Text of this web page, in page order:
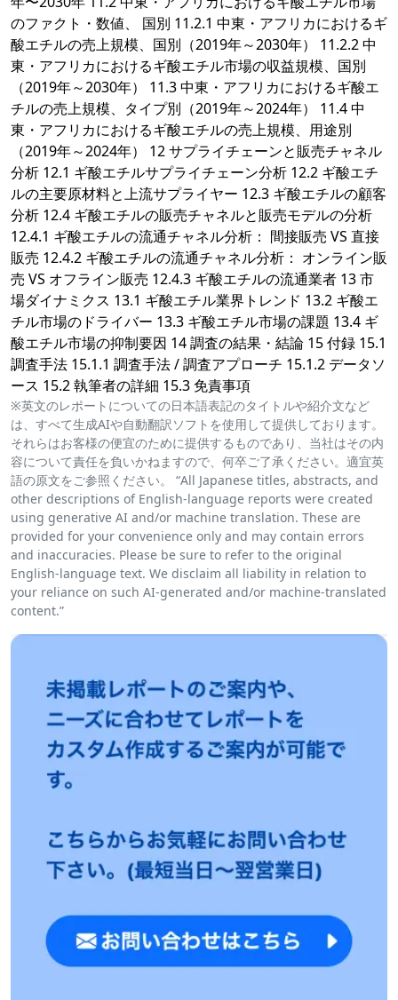
のファクト・数値、 国別 11.2.1 中東・アフリカにおけるギ
酸エチルの売上規模、国別（2019年～2030年） 11.2.2 中
東・アフリカにおけるギ酸エチル市場の収益規模、国別
（2019年～2030年） 11.3 中東・アフリカにおけるギ酸エ
チルの売上規模、タイプ別（2019年～2024年） 11.4 中
東・アフリカにおけるギ酸エチルの売上規模、用途別
（2019年～2024年） 12 サプライチェーンと販売チャネル
分析 12.1 ギ酸エチルサプライチェーン分析 12.2 ギ酸エチ
ルの主要原材料と上流サプライヤー 12.3 ギ酸エチルの顧客
分析 12.4 ギ酸エチルの販売チャネルと販売モデルの分析
12.4.1 ギ酸エチルの流通チャネル分析： 間接販売 VS 直接
販売 12.4.2 ギ酸エチルの流通チャネル分析： オンライン販
売 VS オフライン販売 12.4.3 ギ酸エチルの流通業者 13 市
場ダイナミクス 13.1 ギ酸エチル業界トレンド 13.2 ギ酸エ
チル市場のドライバー 13.3 ギ酸エチル市場の課題 13.4 ギ
酸エチル市場の抑制要因 14 調査の結果・結論 15 付録 15.1
調査手法 15.1.1 調査手法 / 調査アプローチ 15.1.2 データソ
ース 15.2 執筆者の詳細 15.3 免責事項
※英文のレポートについての日本語表記のタイトルや紹介文など
は、すべて生成AIや自動翻訳ソフトを使用して提供しております。
それらはお客様の便宜のために提供するものであり、当社はその内
容について責任を負いかねますので、何卒ご了承ください。適宜英
語の原文をご参照ください。 “All Japanese titles, abstracts, and
other descriptions of English-language reports were created
using generative AI and/or machine translation. These are
provided for your convenience only and may contain errors
and inaccuracies. Please be sure to refer to the original
English-language text. We disclaim all liability in relation to
your reliance on such AI-generated and/or machine-translated
content.”